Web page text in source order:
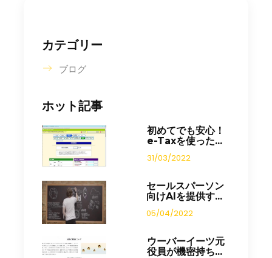
カテゴリー
ブログ
ホット記事
初めてでも安心！
e-Taxを使った...
31/03/2022
セールスパーソン
向けAIを提供す...
05/04/2022
ウーバーイーツ元
役員が機密持ち...